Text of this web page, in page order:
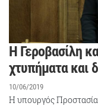
Η Γεροβασίλη
χτυπήματα και
10/06/2019
H υπουργός